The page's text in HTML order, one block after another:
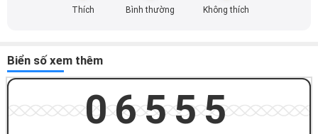
Thích Bình thường Không thích
Biển số xem thêm
06555